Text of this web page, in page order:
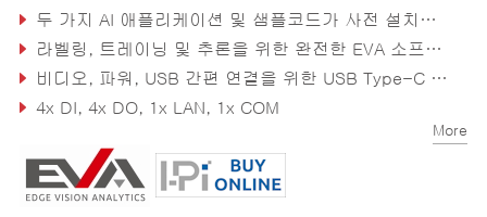
두 가지 AI 애플리케이션 및 샘플코드가 사전 설치되어 있어 바로 시작 가능
라벨링, 트레이닝 및 추론을 위한 완전한 EVA 소프트웨어를 통해 AI 전문 지식 없이도 PoC를 구축 가능
비디오, 파워, USB 간편 연결을 위한 USB Type-C 포트
4x DI, 4x DO, 1x LAN, 1x COM
More